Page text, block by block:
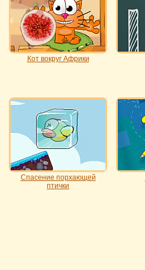
Кот вокруг Африки
Спасение порхающей
птички